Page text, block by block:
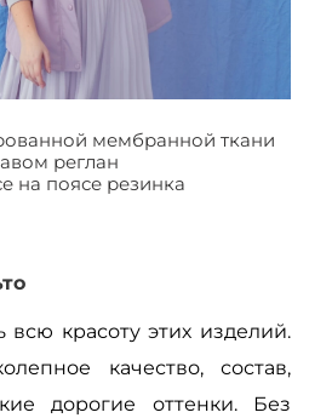
мембранной ткани
реглан
на поясе резинка
красоту этих изделий.
качество, состав,
дорогие оттенки. Без